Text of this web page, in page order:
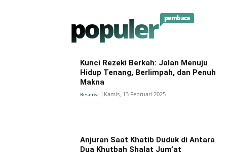
populer pembaca
Kunci Rezeki Berkah: Jalan Menuju
Hidup Tenang, Berlimpah, dan Penuh
Makna
Resensi Kamis, 13 Februari 2025
Anjuran Saat Khatib Duduk di Antara
Dua Khutbah Shalat Jum’at